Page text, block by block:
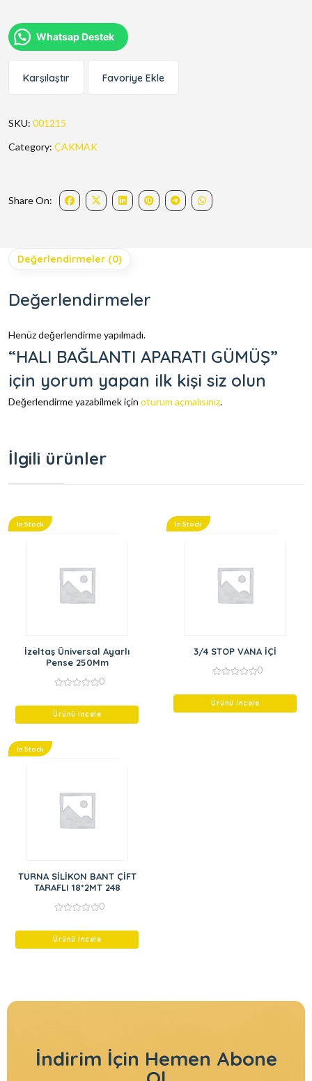
Whatsap Destek
Karşılaştır Favoriye Ekle
SKU: 001215
Category: ÇAKMAK
Share On:
Değerlendirmeler (0)
Değerlendirmeler
Henüz değerlendirme yapılmadı.
“HALI BAĞLANTI APARATI GÜMÜŞ”
için yorum yapan ilk kişi siz olun
Değerlendirme yazabilmek için oturum açmalısınız.
İlgili ürünler
In Stock
İzeltaş Üniversal Ayarlı
Pense 250Mm
of
0
Ürünü İncele
In Stock
3/4 STOP VANA İÇİ
of
0
Ürünü İncele
In Stock
TURNA SİLİKON BANT ÇİFT
TARAFLI 18*2MT 248
of
0
Ürünü İncele
İndirim İçin Hemen Abone